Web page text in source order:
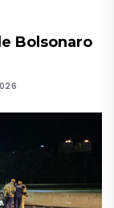
Bolsonaro